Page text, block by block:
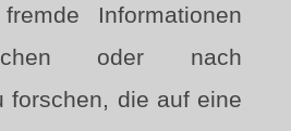
Informationen
oder nach
forschen, die auf eine